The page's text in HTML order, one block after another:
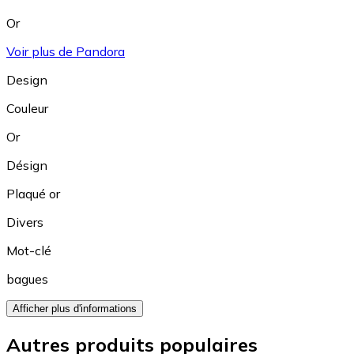
Or
Voir plus de Pandora
Design
Couleur
Or
Désign
Plaqué or
Divers
Mot-clé
bagues
Afficher plus d'informations
Autres produits populaires